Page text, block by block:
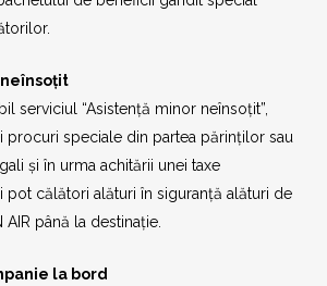
serviciul “Asistență minor neînsoțit”,
procuri speciale din partea părinților sau
și în urma achitării unei taxe
pot călători alături în siguranță alături de
până la destinație.
la bord